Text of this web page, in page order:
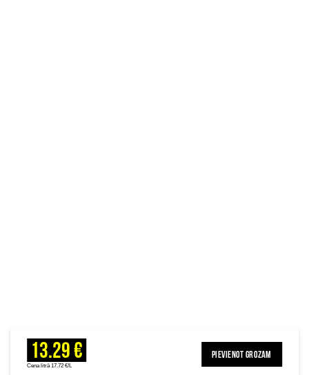
13.29 €
Cena litrā 17.72 €/L
PIEVIENOT GROZAM